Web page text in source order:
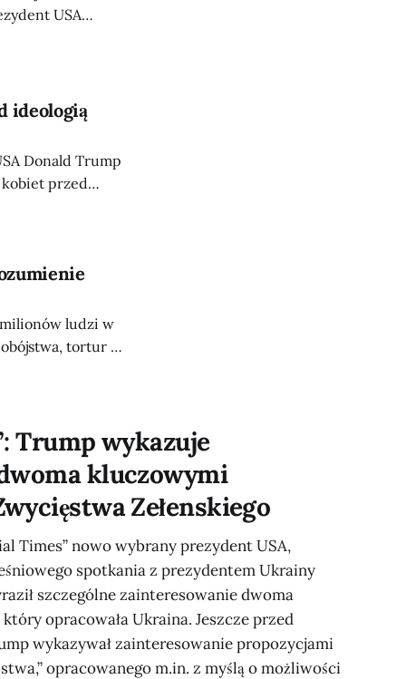
USA
ekonomicznej
ideologią
Donald Trump
kobiet przed
ono
ludzi w
tortur i
Sybiha,
Trump wykazuje
kluczowymi
Zełenskiego
Times” nowo wybrany prezydent USA,
spotkania z prezydentem Ukrainy
szczególne zainteresowanie dwoma
opracowała Ukraina. Jeszcze przed
wykazywał zainteresowanie propozycjami
opracowanego m.in. z myślą o możliwości